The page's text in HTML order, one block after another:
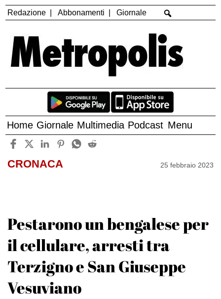
Redazione Abbonamenti Giornale
Home Giornale Multimedia Podcast Menu
CRONACA 25 febbraio 2023
Pestarono un bengalese per
il cellulare, arresti tra
Terzigno e San Giuseppe
Vesuviano